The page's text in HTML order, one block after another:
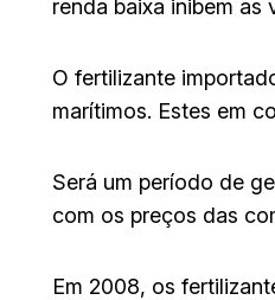
renda baixa inibem as
O fertilizante
marítimos. Estes em
Será um período de
com os preços das
Em 2008, os